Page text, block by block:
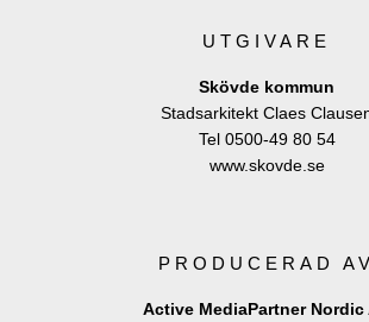
UTGIVARE
Skövde kommun
Stadsarkitekt Claes
Tel 0500-49 80 54
www.skovde.se
PRODUCERAD AV
Active MediaPartner Nordic